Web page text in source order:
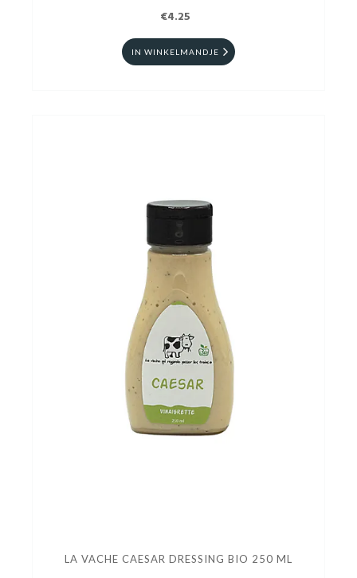
€4.25
IN WINKELMANDJE
LA VACHE CAESAR DRESSING BIO 250 ML